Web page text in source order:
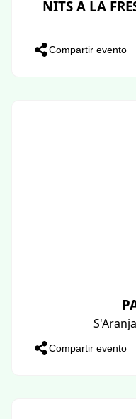
NITS A LA
Compartir evento
Compartir evento